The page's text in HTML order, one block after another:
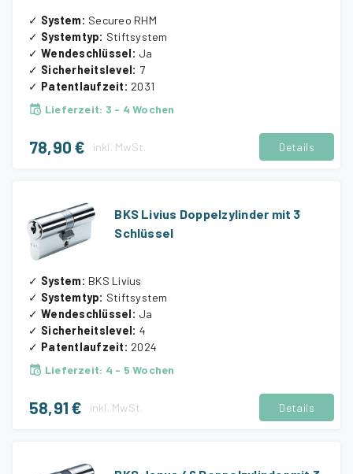
✓ System: Secureo RHM
✓ Systemtyp: Stiftsystem
✓ Wendeschlüssel: Ja
✓ Sicherheitslevel: 7
✓ Patentlaufzeit: 2031
Lieferzeit: 3 - 4 Wochen
78,90 € inkl. MwSt. Details
BKS Livius Doppelzylinder mit 3
Schlüssel
✓ System: BKS Livius
✓ Systemtyp: Stiftsystem
✓ Wendeschlüssel: Ja
✓ Sicherheitslevel: 4
✓ Patentlaufzeit: 2024
Lieferzeit: 4 - 5 Wochen
58,91 € inkl. MwSt. Details